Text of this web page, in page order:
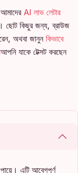
AI লাভ লেটার
ছোট কিছুর জন্য, ব্রাউজ
অথবা জানুন কিভাবে
আপনি যাকে টেক্সট করছেন
এটি আবেগপূর্ণ